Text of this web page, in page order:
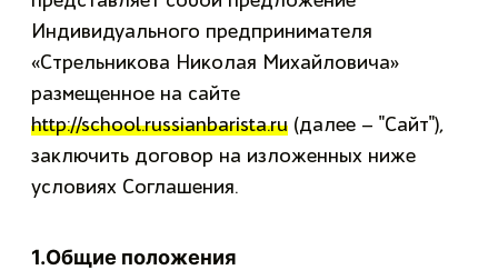
Индивидуального предпринимателя
«Стрельникова Николая Михайловича»
размещенное на сайте
http://school.russianbarista.ru (далее – "Сайт"),
заключить договор на изложенных ниже
условиях Соглашения.
1.Общие положения